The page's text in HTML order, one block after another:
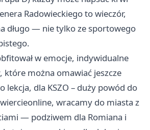
Radowieckiego to wieczór,
długo — nie tylko ze sportowego
w emocje, indywidualne
które można omawiać jeszcze
lekcja, dla KSZO – duży powód do
wracamy do miasta z
— podziwem dla Romiana i